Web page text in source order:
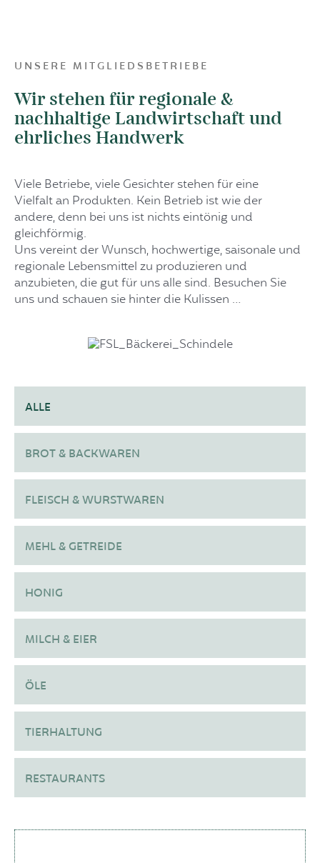
UNSERE MITGLIEDSBETRIEBE
Wir stehen für regionale &
nachhaltige Landwirtschaft und
ehrliches Handwerk
Viele Betriebe, viele Gesichter stehen für eine
Vielfalt an Produkten. Kein Betrieb ist wie der
andere, denn bei uns ist nichts eintönig und
gleichförmig.
Uns vereint der Wunsch, hochwertige, saisonale und
regionale Lebensmittel zu produzieren und
anzubieten, die gut für uns alle sind. Besuchen Sie
uns und schauen sie hinter die Kulissen …
ALLE
BROT & BACKWAREN
FLEISCH & WURSTWAREN
MEHL & GETREIDE
HONIG
MILCH & EIER
ÖLE
TIERHALTUNG
RESTAURANTS